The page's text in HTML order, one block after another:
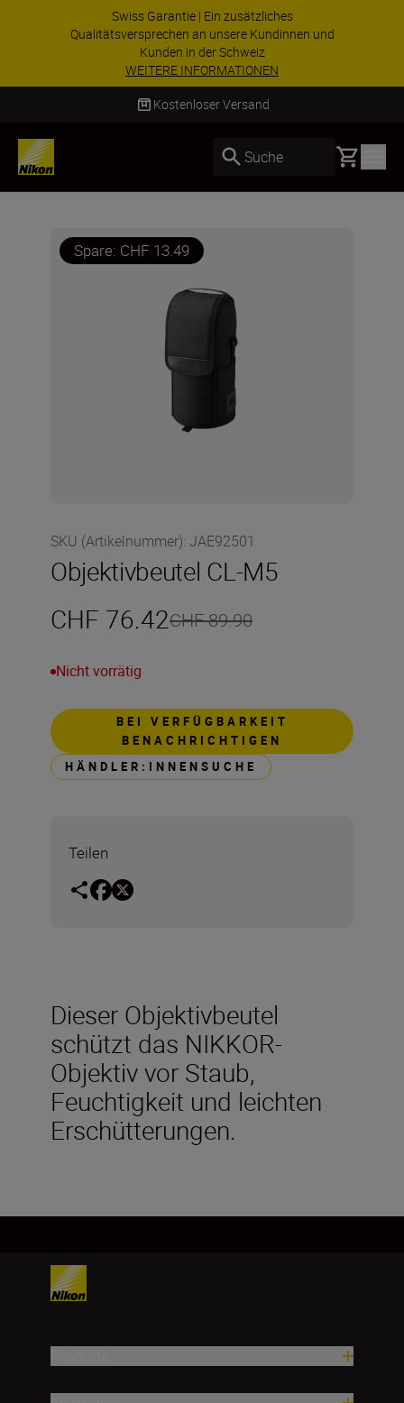
Swiss Garantie | Ein zusätzliches
Qualitätsversprechen an unsere Kundinnen und
Kunden in der Schweiz
WEITERE INFORMATIONEN
Kostenloser Versand
Suche Basket
Spare: CHF 13.49
SKU (Artikelnummer): JAE92501
Objektivbeutel CL-M5
CHF 76.42CHF 89.90
Nicht vorrätig
BEI VERFÜGBARKEIT
BENACHRICHTIGEN
HÄNDLER:INNENSUCHE
Teilen
Dieser Objektivbeutel
schützt das NIKKOR-
Objektiv vor Staub,
Feuchtigkeit und leichten
Erschütterungen.